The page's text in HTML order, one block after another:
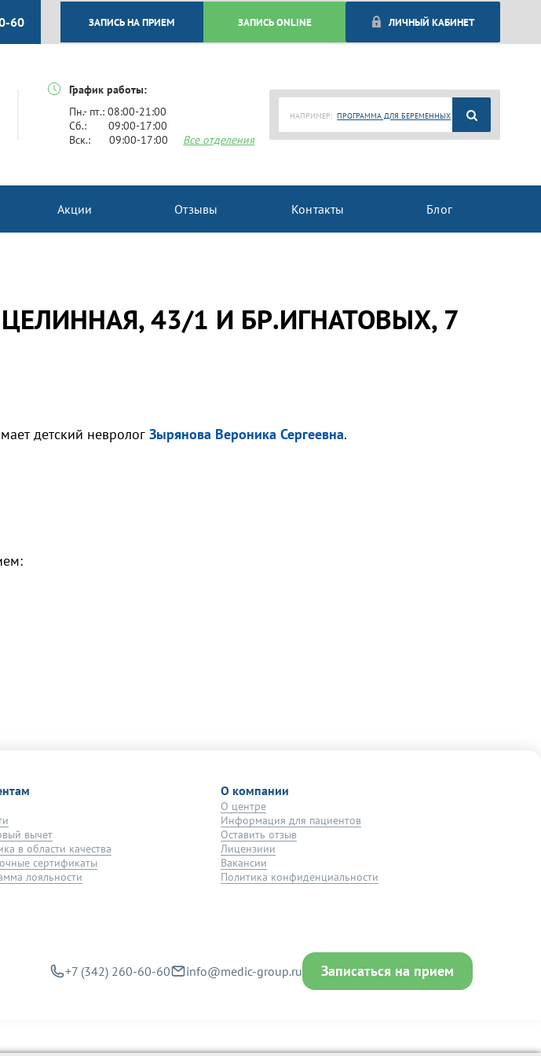
60 ЗАПИСЬ НА ПРИЕМ ЗАПИСЬ ONLINE ЛИЧНЫЙ КАБИНЕТ
График работы:
Пн.- пт.: 08:00-21:00
Сб.: 09:00-17:00
Вск.: 09:00-17:00
Все отделения
НАПРИМЕР: ПРОГРАММА ДЛЯ БЕРЕМЕННЫХ
Акции Отзывы Контакты Блог
43/1 И БР.ИГНАТОВЫХ, 7
детский невролог Зырянова Вероника Сергеевна.
вычет
в области качества
сертификаты
лояльности
О компании
О центре
Информация для пациентов
Оставить отзыв
Лицензиии
Вакансии
Политика конфиденциальности
+7 (342) 260-60-60 info@medic-group.ru Записаться на прием